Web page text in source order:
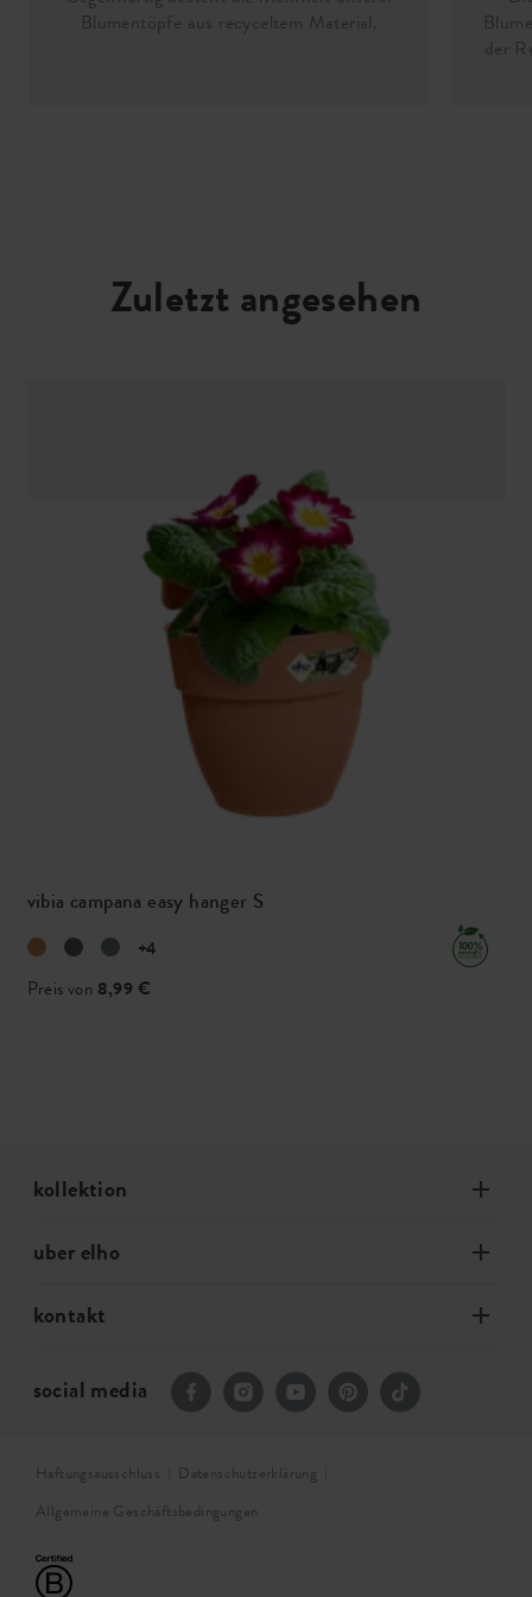
Blumentöpfe aus recyceltem Material.
der
Zuletzt angesehen
vibia campana easy hanger S
+4
Preis von 8,99 €
kollektion
uber elho
kontakt
social media
Haftungsausschluss
Datenschutzerklärung
Allgemeine Geschäftsbedingungen